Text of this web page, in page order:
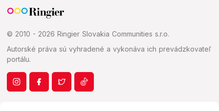
© 2010 - 2026 Ringier Slovakia Communities s.r.o.
Autorské práva sú vyhradené a vykonáva ich prevádzkovateľ
portálu.